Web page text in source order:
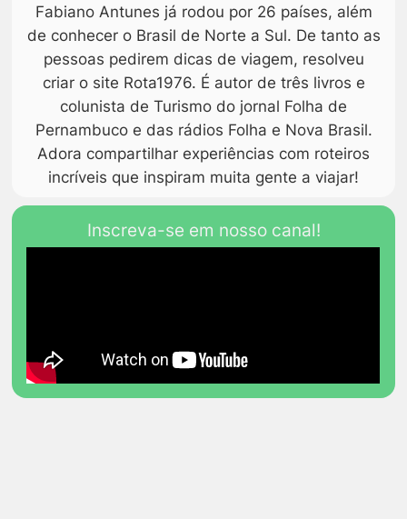
Fabiano Antunes já rodou por 26 países, além
de conhecer o Brasil de Norte a Sul. De tanto as
pessoas pedirem dicas de viagem, resolveu
criar o site Rota1976. É autor de três livros e
colunista de Turismo do jornal Folha de
Pernambuco e das rádios Folha e Nova Brasil.
Adora compartilhar experiências com roteiros
incríveis que inspiram muita gente a viajar!
Inscreva-se em nosso canal!